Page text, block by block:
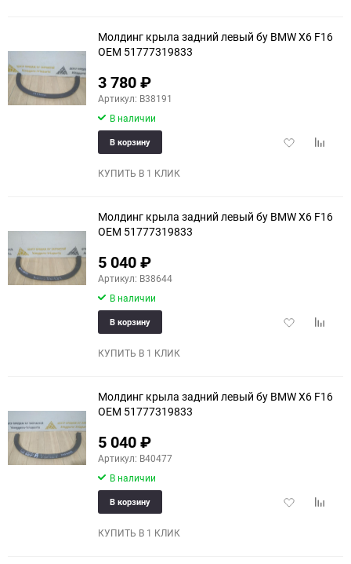
Молдинг крыла задний левый бу BMW X6 F16
OEM 51777319833
3 780₽
Артикул: B38191
В наличии
Добавить
В корзину
КУПИТЬ В 1 КЛИК
Молдинг крыла задний левый бу BMW X6 F16
OEM 51777319833
5 040₽
Артикул: B38644
В наличии
Добавить
В корзину
КУПИТЬ В 1 КЛИК
Молдинг крыла задний левый бу BMW X6 F16
OEM 51777319833
5 040₽
Артикул: B40477
В наличии
Добавить
В корзину
КУПИТЬ В 1 КЛИК